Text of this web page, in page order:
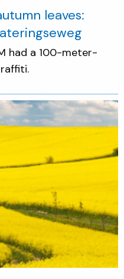
leaves:
had a 100-meter-